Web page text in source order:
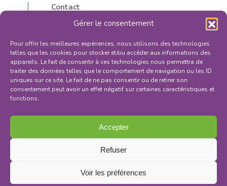
Gérer le consentement
Pour offrir les meilleures expériences, nous utilisons des technologies
telles que les cookies pour stocker et/ou accéder aux informations des
appareils. Le fait de consentir à ces technologies nous permettra de
traiter des données telles que le comportement de navigation ou les ID
uniques sur ce site. Le fait de ne pas consentir ou de retirer son
consentement peut avoir un effet négatif sur certaines caractéristiques et
fonctions.
Accepter
Refuser
Voir les préférences
Contact
5, rue d’Isly
87000 Limoges, France
05 55 32 59 16
contactilfg@orange.fr
Politique de confidentialité